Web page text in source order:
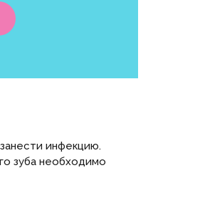
инфекцию.
зуба необходимо